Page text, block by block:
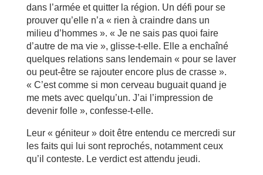
dans l’armée et quitter la région. Un défi pour se
prouver qu’elle n’a « rien à craindre dans un
milieu d’hommes ». « Je ne sais pas quoi faire
d’autre de ma vie », glisse-t-elle. Elle a enchaîné
quelques relations sans lendemain « pour se laver
ou peut-être se rajouter encore plus de crasse ».
« C’est comme si mon cerveau buguait quand je
me mets avec quelqu’un. J’ai l’impression de
devenir folle », confesse-t-elle.
Leur « géniteur » doit être entendu ce mercredi sur
les faits qui lui sont reprochés, notamment ceux
qu’il conteste. Le verdict est attendu jeudi.